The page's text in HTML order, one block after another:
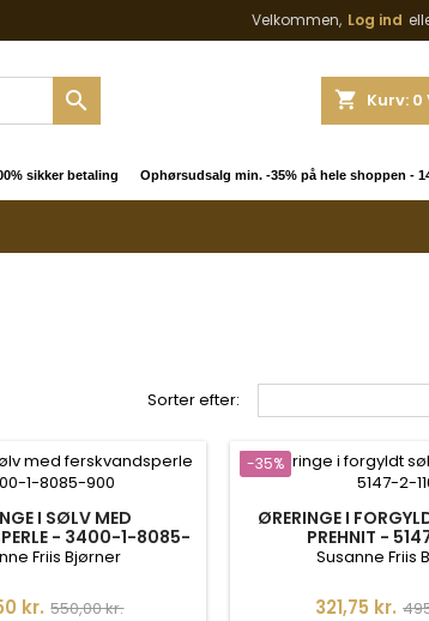
Velkommen, Log ind
shopping_cart Kurv: 0

sikker betaling Ophørsudsalg min. -35% på hele shoppen -
Sorter efter:
I SØLV MED
- 3400-1-8085-
900
Friis Bjørner
kr. Normalpris
550,00 kr.
-35%
ØRERINGE I
PREHNIT -
Susanne Friis
Pris
321,75 kr.